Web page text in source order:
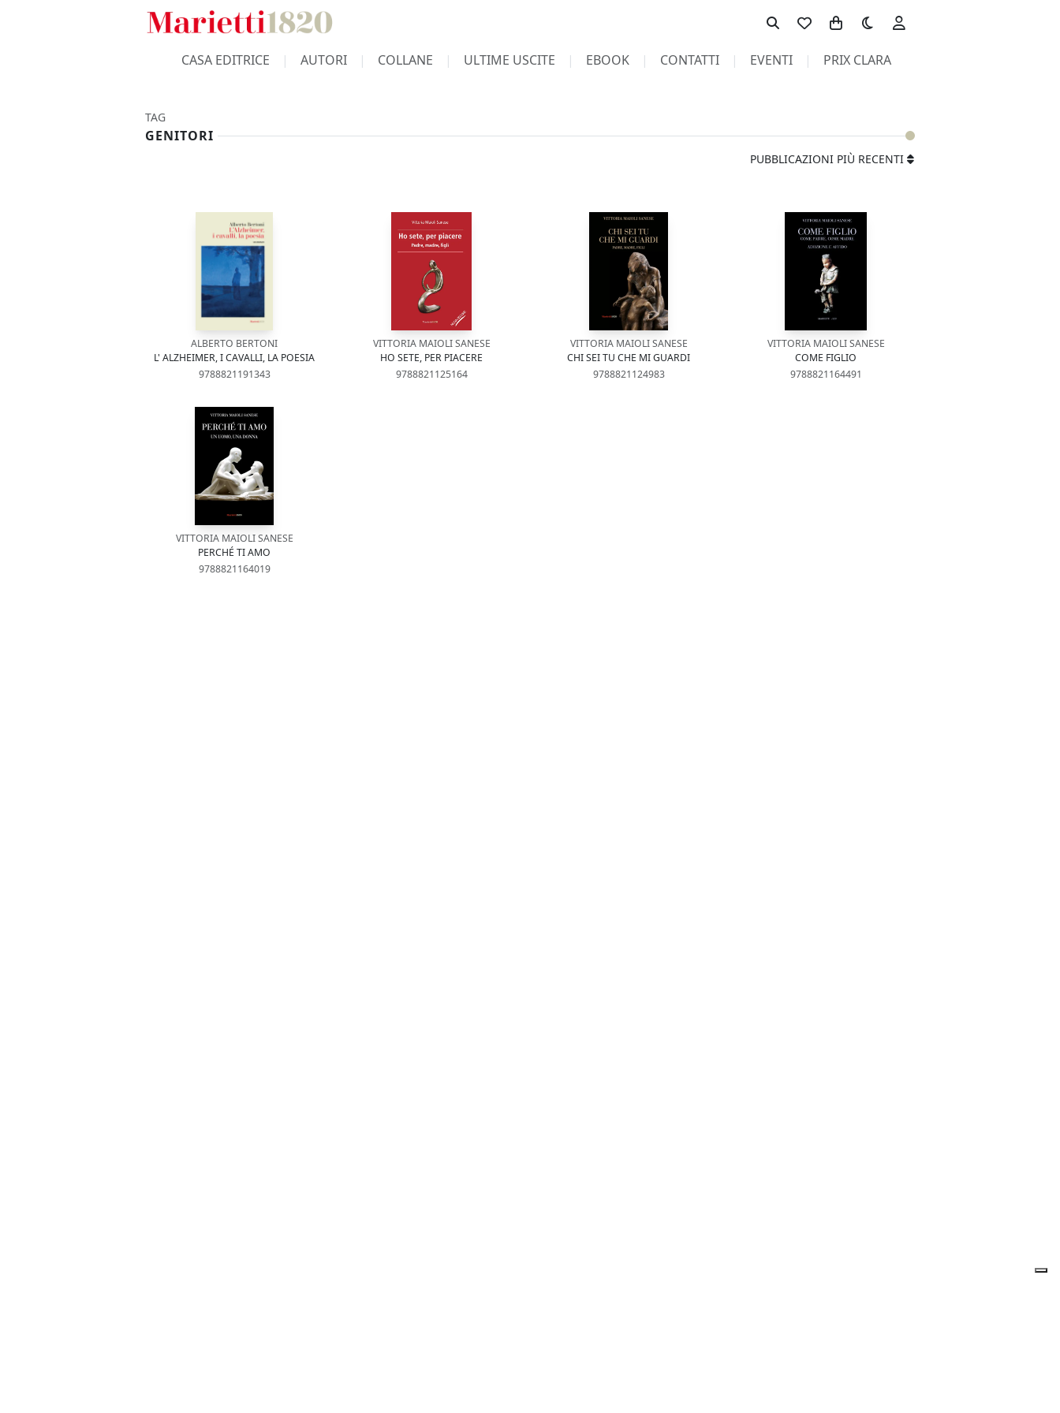
Toggle theme
CASA EDITRICE AUTORI COLLANE ULTIME USCITE EBOOK CONTATTI EVENTI PRIX CLARA
TAG
GENITORI
PUBBLICAZIONI PIÙ RECENTI
ALBERTO BERTONI
L' ALZHEIMER, I CAVALLI, LA POESIA
9788821191343
VITTORIA MAIOLI SANESE
HO SETE, PER PIACERE
9788821125164
VITTORIA MAIOLI SANESE
CHI SEI TU CHE MI GUARDI
9788821124983
VITTORIA MAIOLI SANESE
COME FIGLIO
9788821164491
VITTORIA MAIOLI SANESE
PERCHÉ TI AMO
9788821164019